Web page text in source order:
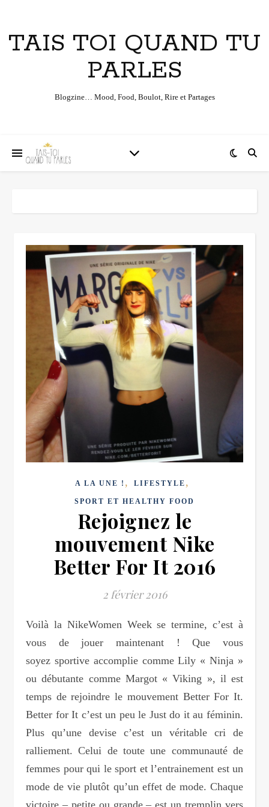
TAIS TOI QUAND TU
PARLES
Blogzine… Mood, Food, Boulot, Rire et Partages
A LA UNE ! , LIFESTYLE ,
SPORT ET HEALTHY FOOD
Rejoignez le
mouvement Nike
Better For It 2016
2 février 2016
Voilà la NikeWomen Week se termine, c’est à
vous de jouer maintenant ! Que vous
soyez sportive accomplie comme Lily « Ninja »
ou débutante comme Margot « Viking », il est
temps de rejoindre le mouvement Better For It.
Better for It c’est un peu le Just do it au féminin.
Plus qu’une devise c’est un véritable cri de
ralliement. Celui de toute une communauté de
femmes pour qui le sport et l’entrainement est un
mode de vie plutôt qu’un effet de mode. Chaque
victoire – petite ou grande – est un tremplin vers